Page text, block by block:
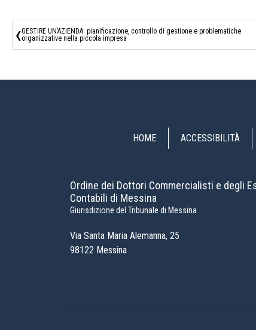
‹GESTIRE UN’AZIENDA: pianificazione, controllo di gestione e problematiche
organizzative nella piccola impresa
HOME ACCESSIBILITÀ
Ordine dei Dottori Commercialisti e degli
Contabili di Messina
Giurisdizione del Tribunale di Messina
Via Santa Maria Alemanna, 25
98122 Messina